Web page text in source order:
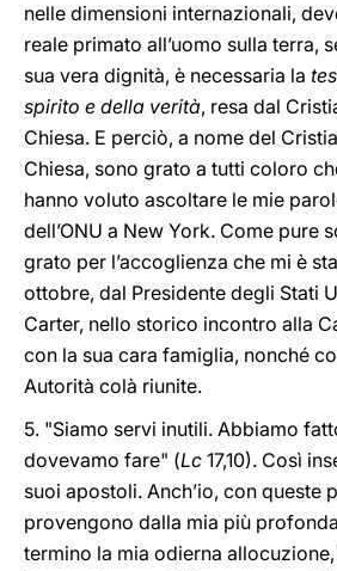
nelle dimensioni internazionali,
reale primato all’uomo sulla terra,
sua vera dignità, è necessaria la
spirito e della verità, resa dal
Chiesa. E perciò, a nome del
Chiesa, sono grato a tutti coloro
hanno voluto ascoltare le mie
dell’ONU a New York. Come pure
grato per l’accoglienza che mi è
ottobre, dal Presidente degli Stati
Carter, nello storico incontro alla
con la sua cara famiglia, nonché
Autorità colà riunite.
5. "Siamo servi inutili. Abbiamo
dovevamo fare" (Lc 17,10). Così
suoi apostoli. Anch’io, con queste
provengono dalla mia più
termino la mia odierna